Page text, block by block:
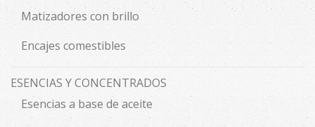
Matizadores con brillo
Encajes comestibles
ESENCIAS Y CONCENTRADOS
Esencias a base de aceite